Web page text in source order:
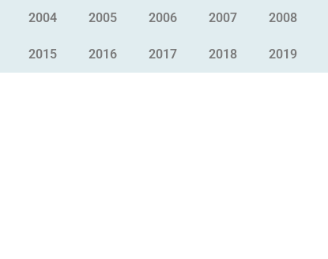
2004 2005 2006 2007 2008
2015 2016 2017 2018 2019